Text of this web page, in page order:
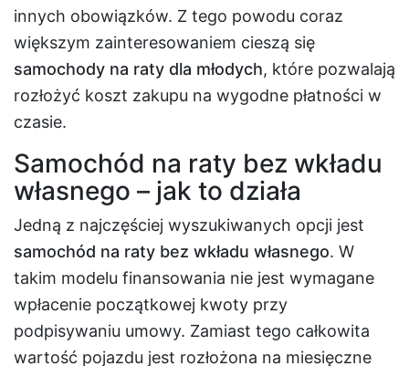
innych obowiązków. Z tego powodu coraz
większym zainteresowaniem cieszą się
samochody na raty dla młodych, które pozwalają
rozłożyć koszt zakupu na wygodne płatności w
czasie.
Samochód na raty bez wkładu
własnego – jak to działa
Jedną z najczęściej wyszukiwanych opcji jest
samochód na raty bez wkładu własnego. W
takim modelu finansowania nie jest wymagane
wpłacenie początkowej kwoty przy
podpisywaniu umowy. Zamiast tego całkowita
wartość pojazdu jest rozłożona na miesięczne